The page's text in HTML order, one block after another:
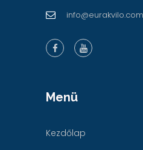
info@eurakvilo.com
Menü
Kezdőlap